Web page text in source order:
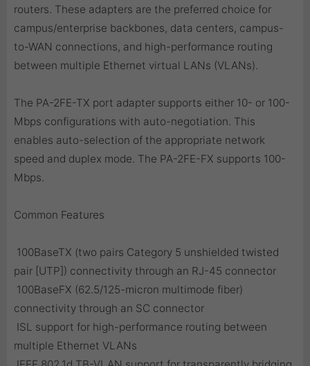
routers. These adapters are the preferred choice for
campus/enterprise backbones, data centers, campus-
to-WAN connections, and high-performance routing
between multiple Ethernet virtual LANs (VLANs).
The PA-2FE-TX port adapter supports either 10- or 100-
Mbps configurations with auto-negotiation. This
enables auto-selection of the appropriate network
speed and duplex mode. The PA-2FE-FX supports 100-
Mbps.
Common Features
 100BaseTX (two pairs Category 5 unshielded twisted
pair [UTP]) connectivity through an RJ-45 connector
 100BaseFX (62.5/125-micron multimode fiber)
connectivity through an SC connector
 ISL support for high-performance routing between
multiple Ethernet VLANs